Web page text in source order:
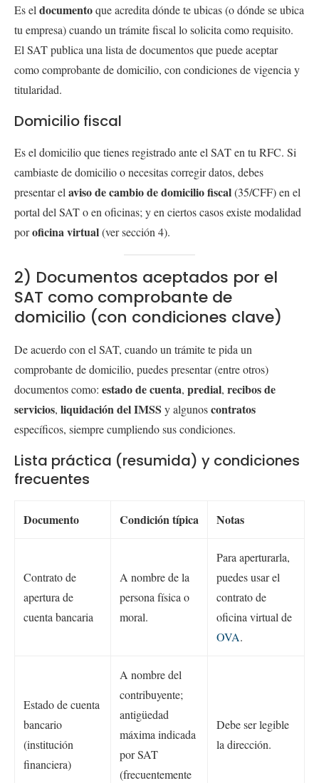
Es el documentoque acredita dónde te ubicas (o dónde se ubica
tu empresa) cuando un trámite fiscal lo solicita como requisito.
El SAT publica una lista de documentos que puede aceptar
como comprobante de domicilio, con condiciones de vigencia y
titularidad.
Domicilio fiscal
Es el domicilio que tienes registrado ante el SAT en tu RFC. Si
cambiaste de domicilio o necesitas corregir datos, debes
presentar el aviso de cambio de domicilio fiscal(35/CFF) en el
portal del SAT o en oficinas; y en ciertos casos existe modalidad
poroficina virtual(ver sección 4).
2) Documentos aceptados por el
SAT como comprobante de
domicilio (con condiciones clave)
De acuerdo con el SAT, cuando un trámite te pida un
comprobante de domicilio, puedes presentar (entre otros)
documentos como: estado de cuenta, predial, recibos de
servicios, liquidación del IMSS y algunoscontratos
específicos, siempre cumpliendo sus condiciones.
Lista práctica (resumida) y condiciones
frecuentes
Documento Condición típica Notas
Contrato de
apertura de
cuenta bancaria
A nombre de la
persona física o
moral.
Para aperturarla,
puedes usar el
contrato de
oficina virtual de
OVA.
Estado de cuenta
bancario
(institución
financiera)
A nombre del
contribuyente;
antigüedad
máxima indicada
por SAT
(frecuentemente
Debe ser legible
la dirección.